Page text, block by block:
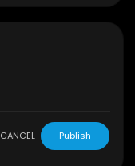
CANCEL Publish